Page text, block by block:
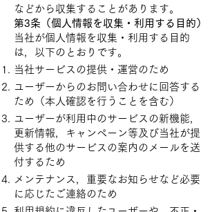
などから収集することがあります。
第3条（個人情報を収集・利用する目的）
当社が個人情報を収集・利用する目的
は，以下のとおりです。
当社サービスの提供・運営のため
ユーザーからのお問い合わせに回答する
ため（本人確認を行うことを含む）
ユーザーが利用中のサービスの新機能，
更新情報，キャンペーン等及び当社が提
供する他のサービスの案内のメールを送
付するため
メンテナンス，重要なお知らせなど必要
に応じたご連絡のため